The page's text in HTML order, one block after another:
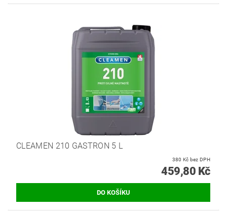
CLEAMEN 210 GASTRON 5 L
380 Kč bez DPH
459,80 Kč